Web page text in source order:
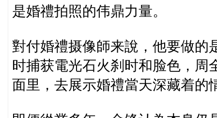
是婚禮拍照的伟鼎力量。
對付婚禮摄像師来說，他要做的
时捕获電光石火刹时和脸色，周
面里，去展示婚禮當天深藏着的